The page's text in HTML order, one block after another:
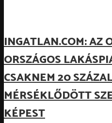
INGATLAN.COM: AZ
ORSZÁGOS
CSAKNEM 20
MÉRSÉKLŐDÖTT
KÉPEST